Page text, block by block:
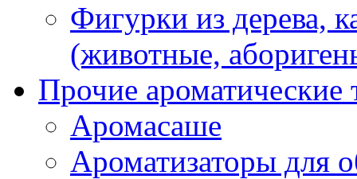
Фигурки из дерева,
(животные,
Прочие ароматические
Аромасаше
Ароматизаторы для